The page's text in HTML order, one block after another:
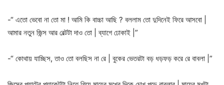
-“ এতো ভেবো না তো মা ! আমি কি বাচ্চা আছি ? বললাম তো দুদিনেই ফিরে আসবো |
আমার নতুন জিন্স আর বেল্টটা দাও তো | ব্যাগে ঢোকাই |”
-“ কোথায় যাচ্ছিস, তাও তো বলছিস না রে | বুকের ভেতরটা বড় ধড়ফড় করে রে বাবলা |”